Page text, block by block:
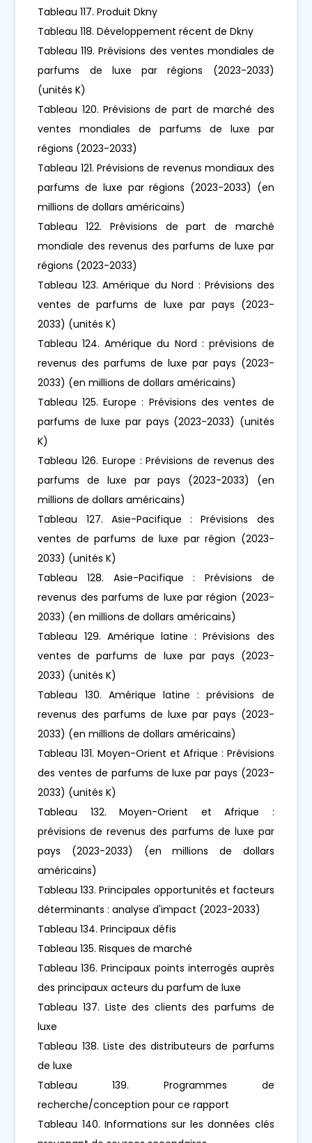
Tableau 117. Produit Dkny
Tableau 118. Développement récent de Dkny
Tableau 119. Prévisions des ventes mondiales de
parfums de luxe par régions (2023-2033)
(unités K)
Tableau 120. Prévisions de part de marché des
ventes mondiales de parfums de luxe par
régions (2023-2033)
Tableau 121. Prévisions de revenus mondiaux des
parfums de luxe par régions (2023-2033) (en
millions de dollars américains)
Tableau 122. Prévisions de part de marché
mondiale des revenus des parfums de luxe par
régions (2023-2033)
Tableau 123. Amérique du Nord : Prévisions des
ventes de parfums de luxe par pays (2023-
2033) (unités K)
Tableau 124. Amérique du Nord : prévisions de
revenus des parfums de luxe par pays (2023-
2033) (en millions de dollars américains)
Tableau 125. Europe : Prévisions des ventes de
parfums de luxe par pays (2023-2033) (unités
K)
Tableau 126. Europe : Prévisions de revenus des
parfums de luxe par pays (2023-2033) (en
millions de dollars américains)
Tableau 127. Asie-Pacifique : Prévisions des
ventes de parfums de luxe par région (2023-
2033) (unités K)
Tableau 128. Asie-Pacifique : Prévisions de
revenus des parfums de luxe par région (2023-
2033) (en millions de dollars américains)
Tableau 129. Amérique latine : Prévisions des
ventes de parfums de luxe par pays (2023-
2033) (unités K)
Tableau 130. Amérique latine : prévisions de
revenus des parfums de luxe par pays (2023-
2033) (en millions de dollars américains)
Tableau 131. Moyen-Orient et Afrique : Prévisions
des ventes de parfums de luxe par pays (2023-
2033) (unités K)
Tableau 132. Moyen-Orient et Afrique :
prévisions de revenus des parfums de luxe par
pays (2023-2033) (en millions de dollars
américains)
Tableau 133. Principales opportunités et facteurs
déterminants : analyse d'impact (2023-2033)
Tableau 134. Principaux défis
Tableau 135. Risques de marché
Tableau 136. Principaux points interrogés auprès
des principaux acteurs du parfum de luxe
Tableau 137. Liste des clients des parfums de
luxe
Tableau 138. Liste des distributeurs de parfums
de luxe
Tableau 139. Programmes de
recherche/conception pour ce rapport
Tableau 140. Informations sur les données clés